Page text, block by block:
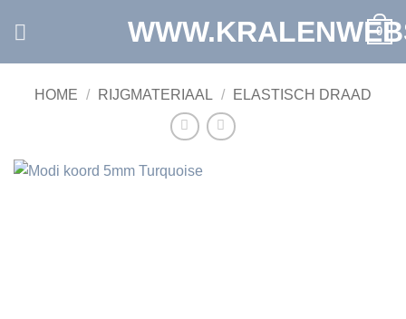
0
HOME / RIJGMATERIAAL / ELASTISCH DRAAD